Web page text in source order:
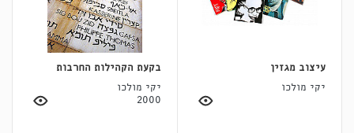
עיצוב מגזין
יקי מולכו
בקעת הקהילות החרבות
יקי מולכו
2000